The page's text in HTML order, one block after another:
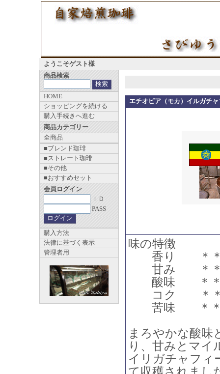
ようこそゲスト様
エチオピア（モカ）イルガチ
味の特徴
香り ＊＊
甘み ＊＊
酸味 ＊＊
コク ＊＊
苦味 ＊
まろやかな酸味
り、甘みとマイ
イリガチャフィ
商品検索
HOME
ショッピングを続ける
購入手続きへ進む
商品カテゴリー
全商品
■ブレンド珈琲
■ストレート珈琲
■その他
■おすすめセット
会員ログイン
ＩＤ
PASS
購入方法
法律に基づく表示
管理者用